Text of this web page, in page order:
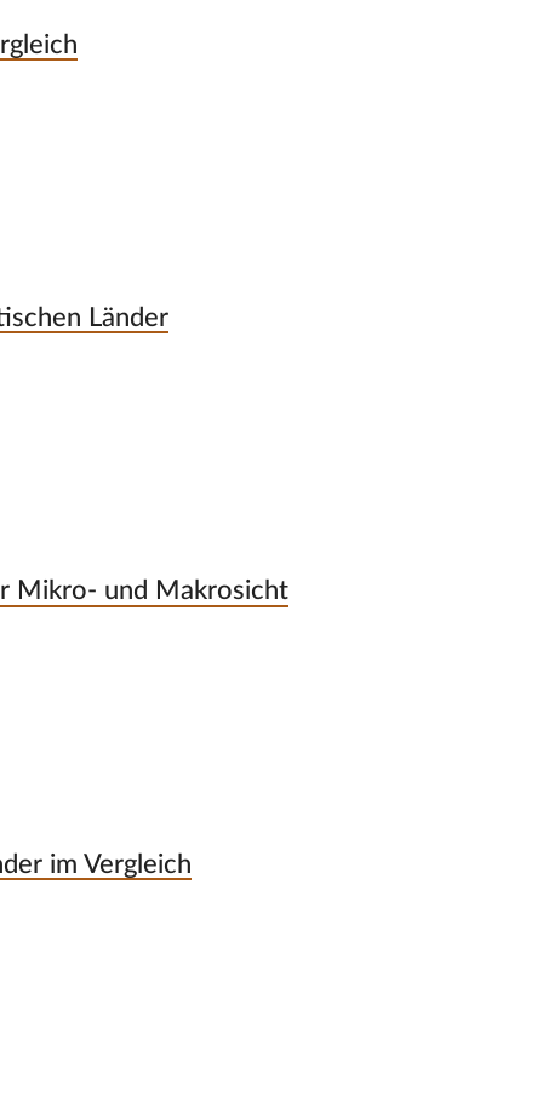
Länder
Mikro- und Makrosicht
im Vergleich